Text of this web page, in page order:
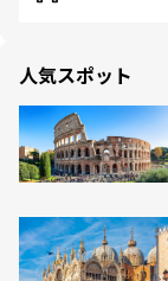
人気スポット